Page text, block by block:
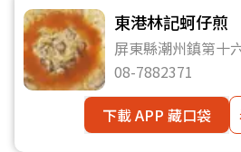
東港林記蚵仔煎
屏東縣潮州鎮第十
內）
08-7882371
下載 APP 藏口袋